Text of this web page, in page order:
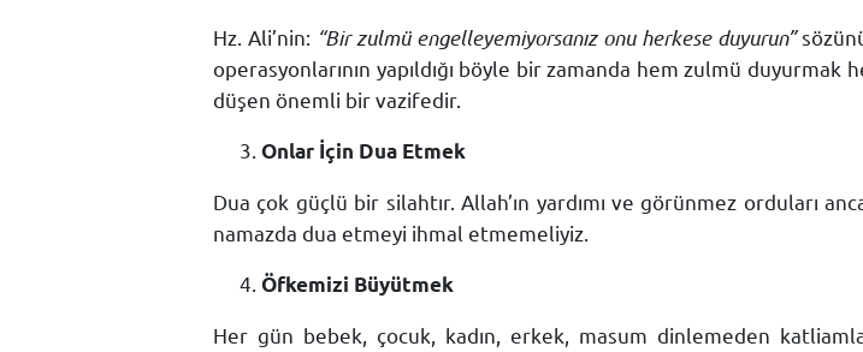
Hz. Ali’nin: “Bir zulmü engelleyemiyorsanız onu herkese duyurun”
operasyonlarının yapıldığı böyle bir zamanda hem zulmü
düşen önemli bir vazifedir.
Onlar İçin Dua Etmek
Dua çok güçlü bir silahtır. Allah’ın yardımı ve görünmez orduları
namazda dua etmeyi ihmal etmemeliyiz.
Öfkemizi Büyütmek
Her gün bebek, çocuk, kadın, erkek, masum dinlemeden